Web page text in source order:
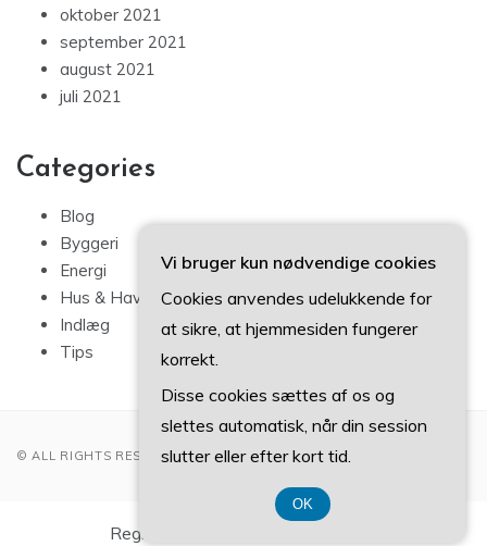
oktober 2021
september 2021
august 2021
juli 2021
Categories
Blog
Byggeri
Energi
Hus & Have
Indlæg
Tips
© ALL RIGHTS RESERVED 2022
Registreringsnummer 37 40 77 39
Vi bruger kun nødvendige cookies
Cookies anvendes udelukkende for
at sikre, at hjemmesiden fungerer
korrekt.
Disse cookies sættes af os og
slettes automatisk, når din session
slutter eller efter kort tid.
OK